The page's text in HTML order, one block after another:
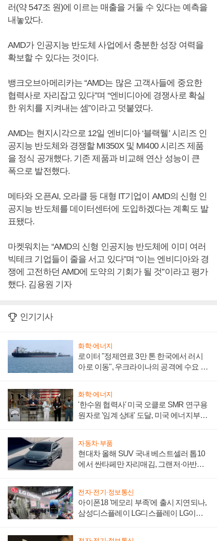
러(약 547조 원)에 이르는 매출을 거둘 수 있다는 예측을
내놓았다.
AMD가 인공지능 반도체 사업에서 충분한 성장 여력을
확보할 수 있다는 것이다.
뱅크오브아메리카는 “AMD는 많은 고객사들에 중요한
협력사로 자리잡고 있다”며 “엔비디아에 경쟁사로 확실
한 위치를 지켜내는 셈”이라고 덧붙였다.
AMD는 현지시각으로 12일 엔비디아 ‘블랙웰’ 시리즈 인
공지능 반도체와 경쟁할 MI350X 및 MI400 시리즈 제품
을 정식 공개했다. 기존 제품과 비교해 연산 성능이 큰
폭으로 발전했다.
메타와 오픈AI, 오라클 등 대형 IT기업이 AMD의 신형 인
공지능 반도체를 데이터센터에 도입하겠다는 계획도 발
표됐다.
마켓워치는 “AMD의 신형 인공지능 반도체에 이미 여러
빅테크 기업들이 줄을 서고 있다”며 “이는 엔비디아와 경
쟁에 고전하던 AMD에 도약의 기회가 될 것”이라고 평가
했다. 김용원 기자
인기기사
화학·에너지
로이터 "정제연료 3만 톤 한국에서 러시
아로 이동", 우크라이나의 공격에 수요 늘
화학·에너지
'한수원 협력사' 미국 오클로 SMR 연구용
원자로 '임계 상태' 도달, 미국 에너지부
자동차·부품
현대차 올해 SUV 국내 베스트셀러 톱10
에서 싼타페만 자리매김, 그랜저·아반떼
전자·전기·정보통신
아이폰18 '메모리 부족'에 출시 지연되나,
삼성디스플레이 LG디스플레이 LG이노